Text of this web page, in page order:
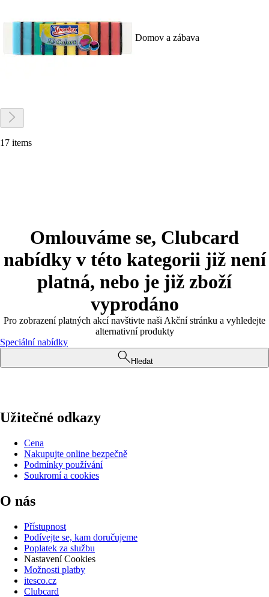
Domov a zábava
17 items
Omlouváme se, Clubcard
nabídky v této kategorii již není
platná, nebo je již zboží
vyprodáno
Pro zobrazení platných akcí navštivte naši Akční stránku a vyhledejte
alternativní produkty
Speciální nabídky
Hledat
Užitečné odkazy
Cena
Nakupujte online bezpečně
Podmínky používání
Soukromí a cookies
O nás
Přístupnost
Podívejte se, kam doručujeme
Poplatek za službu
Nastavení Cookies
Možnosti platby
itesco.cz
Clubcard